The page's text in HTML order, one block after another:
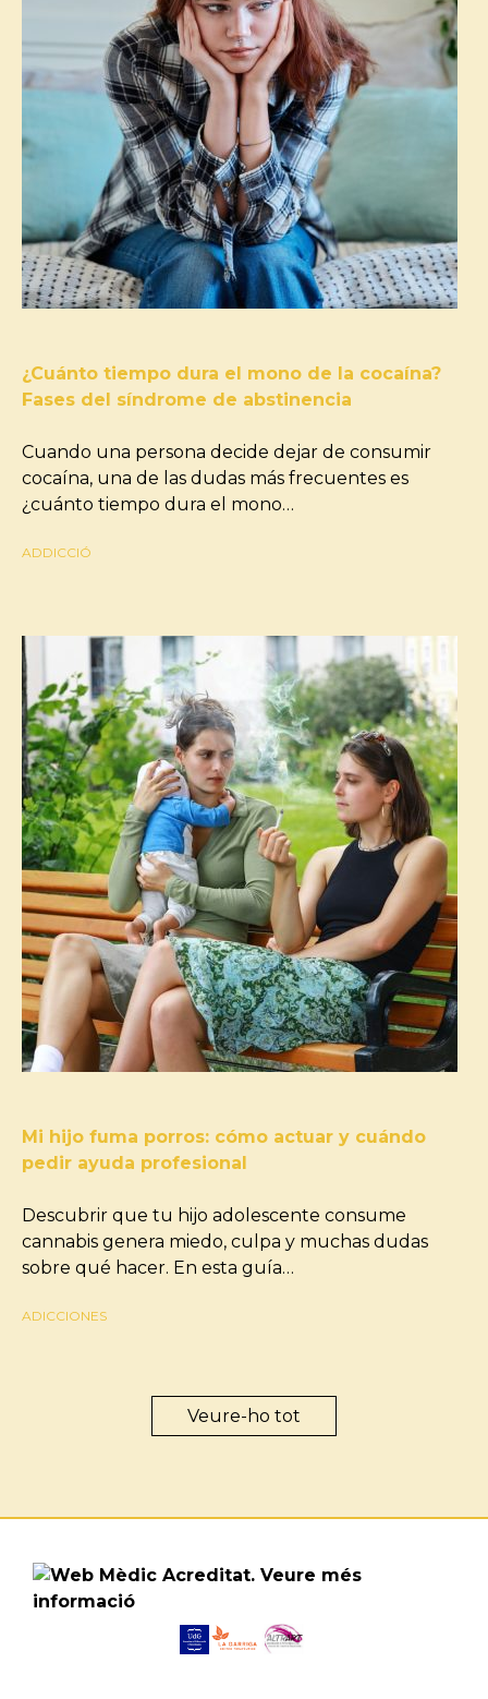
¿Cuánto tiempo dura el mono de la cocaína?
Fases del síndrome de abstinencia
Cuando una persona decide dejar de consumir
cocaína, una de las dudas más frecuentes es
¿cuánto tiempo dura el mono…
ADDICCIÓ
Mi hijo fuma porros: cómo actuar y cuándo
pedir ayuda profesional
Descubrir que tu hijo adolescente consume
cannabis genera miedo, culpa y muchas dudas
sobre qué hacer. En esta guía…
ADICCIONES
Veure-ho tot